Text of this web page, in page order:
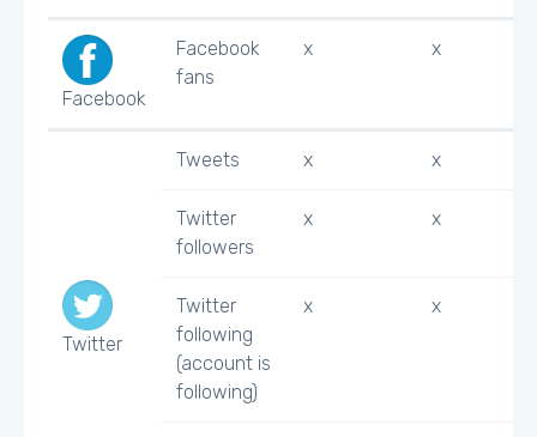
Facebook
Facebook
fans
x x
Twitter
Tweets x x
Twitter
followers
x x
Twitter
following
(account is
following)
x x